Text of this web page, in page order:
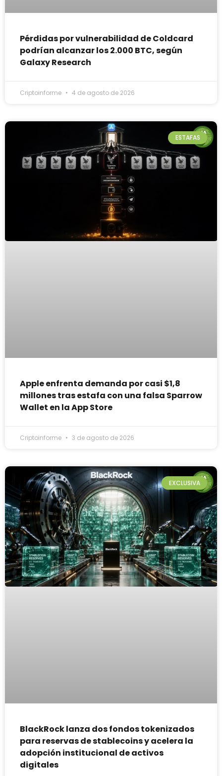
Pérdidas por vulnerabilidad de Coldcard
podrían alcanzar los 2.000 BTC, según
Galaxy Research
Criptoinforme 4 de agosto de 2026
ESTAFAS
Apple enfrenta demanda por casi $1,8
millones tras estafa con una falsa Sparrow
Wallet en la App Store
Criptoinforme 3 de agosto de 2026
EXCLUSIVA
BlackRock lanza dos fondos tokenizados
para reservas de stablecoins y acelera la
adopción institucional de activos
digitales